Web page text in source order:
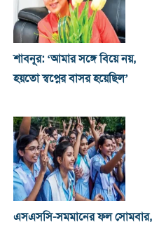
শাবনূর: ‘আমার সঙ্গে বিয়ে নয়,
হয়তো স্বপ্নের বাসর হয়েছিল’
এসএসসি-সমমানের ফল সোমবার,